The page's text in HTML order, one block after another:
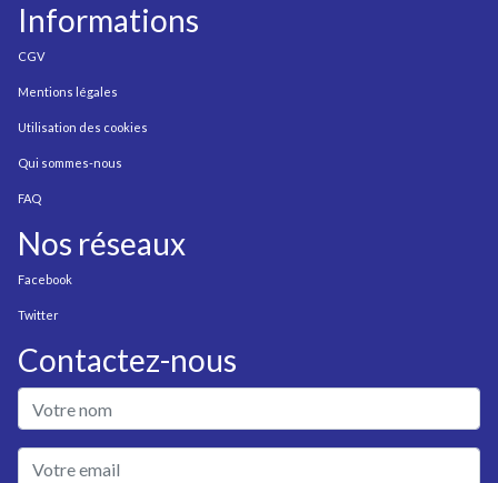
Informations
CGV
Mentions légales
Utilisation des cookies
Qui sommes-nous
FAQ
Nos réseaux
Facebook
Twitter
Contactez-nous